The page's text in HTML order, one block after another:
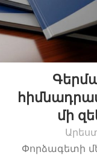
մի
Փորձագետի